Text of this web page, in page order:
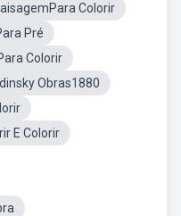
Colorir
Pré
Colorir
Obras1880
E Colorir